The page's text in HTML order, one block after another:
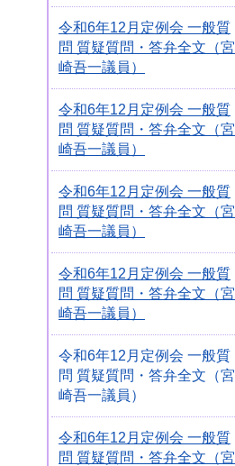
令和6年12月定例会 一般質
問 質疑質問・答弁全文（宮
崎吾一議員）
令和6年12月定例会 一般質
問 質疑質問・答弁全文（宮
崎吾一議員）
令和6年12月定例会 一般質
問 質疑質問・答弁全文（宮
崎吾一議員）
令和6年12月定例会 一般質
問 質疑質問・答弁全文（宮
崎吾一議員）
令和6年12月定例会 一般質
問 質疑質問・答弁全文（宮
崎吾一議員）
令和6年12月定例会 一般質
問 質疑質問・答弁全文（宮